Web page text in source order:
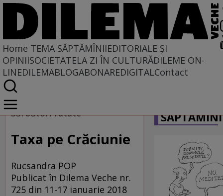
Home TEMA SĂPTĂMÎNIIEDITORIALE ȘI
OPINIISOCIETATELA ZI ÎN CULTURĂDILEME ON-
LINEDILEMABLOGABONAREDIGITALContact
Home
Tema săptămînii
Sărbători ratate
Taxa pe Crăciunie
Rucsandra POP
Publicat în Dilema Veche nr.
725 din 11-17 ianuarie 2018